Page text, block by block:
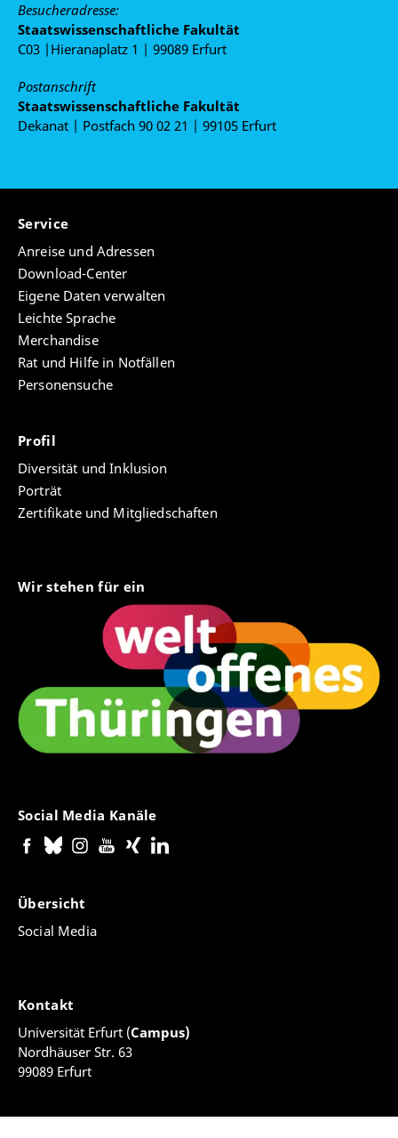
Besucheradresse:
Staatswissenschaftliche Fakultät
C03 |Hieranaplatz 1 | 99089 Erfurt
Postanschrift
Staatswissenschaftliche Fakultät
Dekanat | Postfach 90 02 21 | 99105 Erfurt
Service
Anreise und Adressen
Download-Center
Eigene Daten verwalten
Leichte Sprache
Merchandise
Rat und Hilfe in Notfällen
Personensuche
Profil
Diversität und Inklusion
Porträt
Zertifikate und Mitgliedschaften
Wir stehen für ein
Social Media Kanäle
Übersicht
Social Media
Kontakt
Universität Erfurt (Campus)
Nordhäuser Str. 63
99089 Erfurt